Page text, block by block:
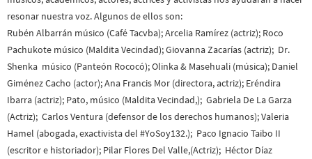
resonar nuestra voz. Algunos de ellos son:
Rubén Albarrán músico (Café Tacvba); Arcelia Ramírez (actriz); Roco
Pachukote músico (Maldita Vecindad); Giovanna Zacarías (actriz); Dr.
Shenka músico (Panteón Rococó); Olinka & Masehuali (música); Daniel
Giménez Cacho (actor); Ana Francis Mor (directora, actriz); Eréndira
Ibarra (actriz); Pato, músico (Maldita Vecindad,); Gabriela De La Garza
(Actriz); Carlos Ventura (defensor de los derechos humanos); Valeria
Hamel (abogada, exactivista del #YoSoy132.); Paco Ignacio Taibo II
(escritor e historiador); Pilar Flores Del Valle,(Actriz); Héctor Díaz